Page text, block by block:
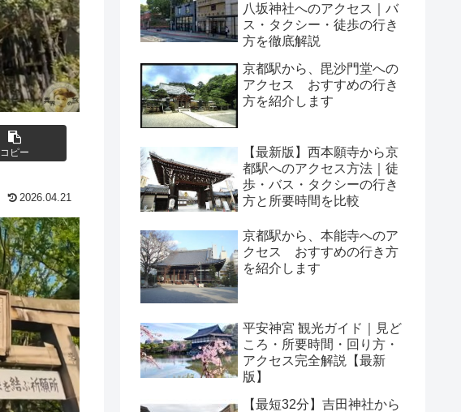
コピー
2026.04.21
八坂神社へのアクセス｜バ
ス・タクシー・徒歩の行き
方を徹底解説
京都駅から、毘沙門堂への
アクセス おすすめの行き
方を紹介します
【最新版】西本願寺から京
都駅へのアクセス方法｜徒
歩・バス・タクシーの行き
方と所要時間を比較
京都駅から、本能寺へのア
クセス おすすめの行き方
を紹介します
平安神宮 観光ガイド｜見ど
ころ・所要時間・回り方・
アクセス完全解説【最新
版】
【最短32分】吉田神社から